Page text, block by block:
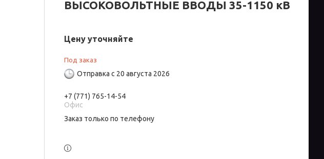
ВЫСОКОВОЛЬТНЫЕ ВВОДЫ 35-1150 кВ
Цену уточняйте
Под заказ
Отправка с 20 августа 2026
+7 (771) 765-14-54
Офис
Заказ только по телефону